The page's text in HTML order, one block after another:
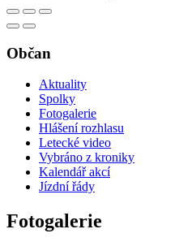
Občan
Aktuality
Spolky
Fotogalerie
Hlášení rozhlasu
Letecké video
Vybráno z kroniky
Kalendář akcí
Jízdní řády
Fotogalerie